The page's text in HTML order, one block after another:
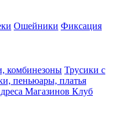
Ошейники Фиксация
комбинезоны Трусики с
пеньюары, платья
Магазинов Клуб